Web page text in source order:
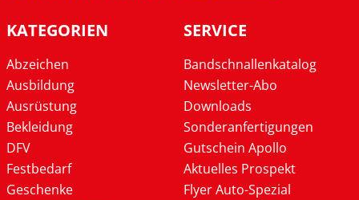
KATEGORIEN
Abzeichen
Ausbildung
Ausrüstung
Bekleidung
DFV
Festbedarf
Geschenke
SERVICE
Bandschnallenkatalog
Newsletter-Abo
Downloads
Sonderanfertigungen
Gutschein Apollo
Aktuelles Prospekt
Flyer Auto-Spezial